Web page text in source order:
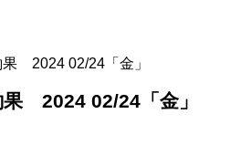
2024 02/24「金」
2024 02/24「金」